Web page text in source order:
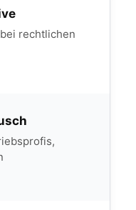
rechtlichen